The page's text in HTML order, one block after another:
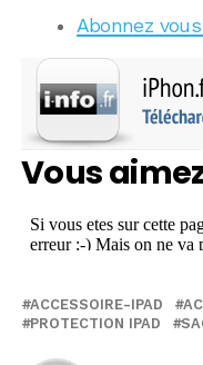
Abonnez
Vous
ACCESSOIRE-IPAD
PROTECTION IPAD